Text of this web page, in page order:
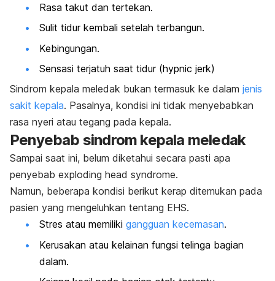
Rasa takut dan tertekan.
Sulit tidur kembali setelah terbangun.
Kebingungan.
Sensasi terjatuh saat tidur (hypnic jerk)
Sindrom kepala meledak bukan termasuk ke dalam jenis
sakit kepala. Pasalnya, kondisi ini tidak menyebabkan
rasa nyeri atau tegang pada kepala.
Penyebab sindrom kepala meledak
Sampai saat ini, belum diketahui secara pasti apa
penyebab exploding head syndrome.
Namun, beberapa kondisi berikut kerap ditemukan pada
pasien yang mengeluhkan tentang EHS.
Stres atau memiliki gangguan kecemasan.
Kerusakan atau kelainan fungsi telinga bagian
dalam.